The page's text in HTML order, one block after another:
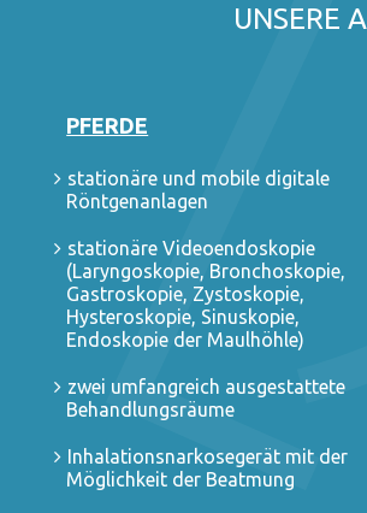
UNSERE
PFERDE
stationäre und mobile digitale
Röntgenanlagen
stationäre Videoendoskopie
(Laryngoskopie, Bronchoskopie,
Gastroskopie, Zystoskopie,
Hysteroskopie, Sinuskopie,
Endoskopie der Maulhöhle)
zwei umfangreich ausgestattete
Behandlungsräume
Inhalationsnarkosegerät mit der
Möglichkeit der Beatmung